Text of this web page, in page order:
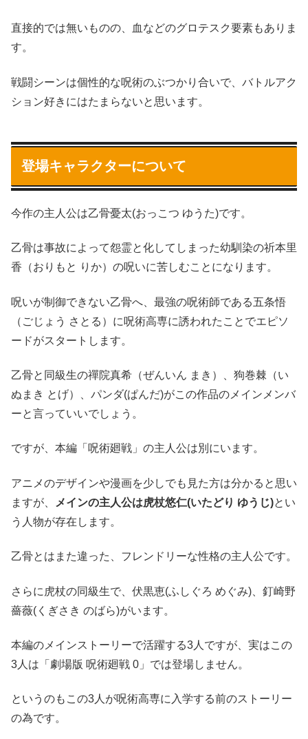
直接的では無いものの、血などのグロテスク要素もありま
す。
戦闘シーンは個性的な呪術のぶつかり合いで、バトルアク
ション好きにはたまらないと思います。
登場キャラクターについて
今作の主人公は乙骨憂太(おっこつ ゆうた)です。
乙骨は事故によって怨霊と化してしまった幼馴染の祈本里
香（おりもと りか）の呪いに苦しむことになります。
呪いが制御できない乙骨へ、最強の呪術師である五条悟
（ごじょう さとる）に呪術高専に誘われたことでエピソ
ードがスタートします。
乙骨と同級生の禪院真希（ぜんいん まき）、狗巻棘（い
ぬまき とげ）、パンダ(ぱんだ)がこの作品のメインメンバ
ーと言っていいでしょう。
ですが、本編「呪術廻戦」の主人公は別にいます。
アニメのデザインや漫画を少しでも見た方は分かると思い
ますが、
メインの主人公は虎杖悠仁(いたどり ゆうじ)とい
う人物が存在します。
乙骨とはまた違った、フレンドリーな性格の主人公です。
さらに虎杖の同級生で、伏黒恵(ふしぐろ めぐみ)、釘崎野
薔薇(くぎさき のばら)がいます。
本編のメインストーリーで活躍する3人ですが、実はこの
3人は「劇場版 呪術廻戦 0」では登場しません。
というのもこの3人が呪術高専に入学する前のストーリー
の為です。